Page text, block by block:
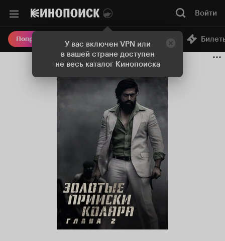
У вас включен VPN или
в вашей стране доступен
не весь каталог Кинопоиска
Войти
Попробовать Плюс Онлайн-кинотеатр